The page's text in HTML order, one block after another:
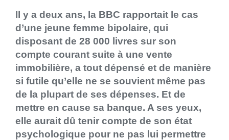
Il y a deux ans, la BBC rapportait le cas
d’une jeune femme bipolaire, qui
disposant de 28 000 livres sur son
compte courant suite à une vente
immobilière, a tout dépensé et de manière
si futile qu’elle ne se souvient même pas
de la plupart de ses dépenses. Et de
mettre en cause sa banque. A ses yeux,
elle aurait dû tenir compte de son état
psychologique pour ne pas lui permettre